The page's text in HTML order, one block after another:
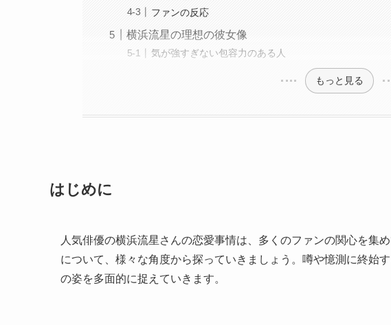
ファンの反応
横浜流星の理想の彼女像
気が強すぎない包容力のある人
もっと見る
はじめに
人気俳優の横浜流星さんの恋愛事情は、多くのファンの関心を集
について、様々な角度から探っていきましょう。噂や憶測に終始
の姿を多面的に捉えていきます。